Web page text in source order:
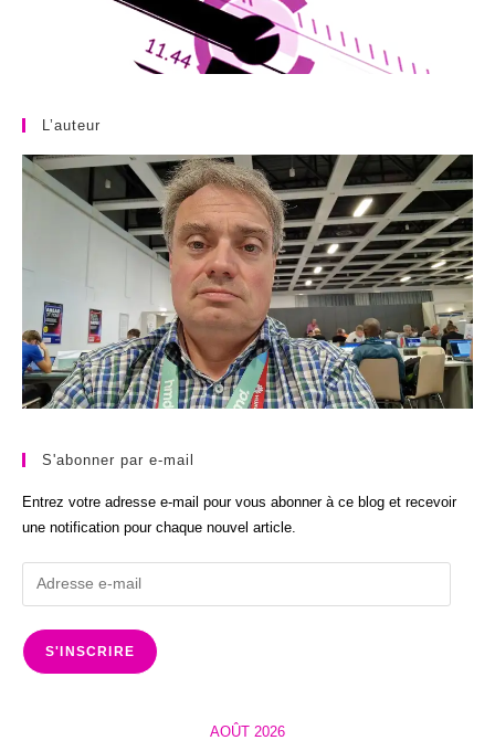
L’auteur
S'abonner par e-mail
Entrez votre adresse e-mail pour vous abonner à ce blog et recevoir
une notification pour chaque nouvel article.
Adresse
e-
mail
S'INSCRIRE
AOÛT 2026